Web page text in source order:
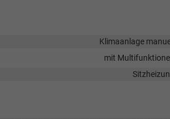
Klimaanlage
mit